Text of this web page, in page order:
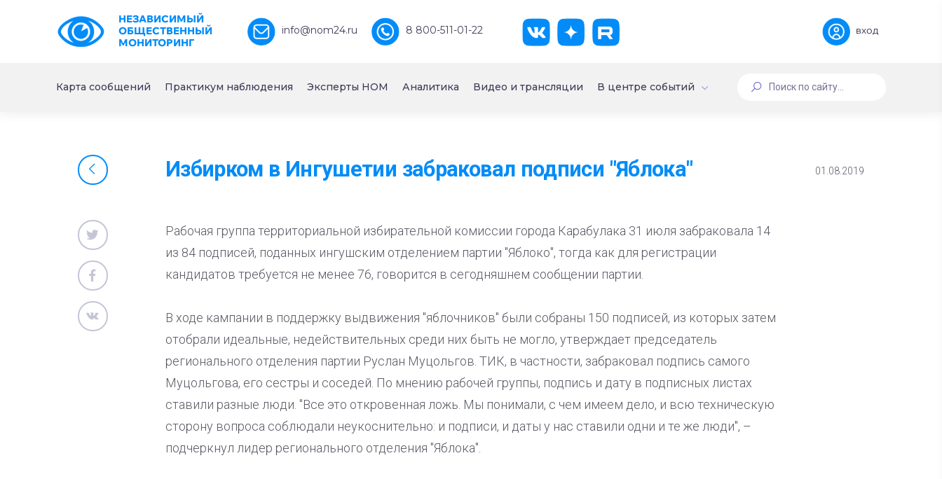
НЕЗАВИСИМЫЙ
ОБЩЕСТВЕННЫЙ
МОНИТОРИНГ
info@nom24.ru 8 800-511-01-22 вход
Карта сообщений Практикум наблюдения Эксперты НОМ Аналитика Видео и трансляции В центре событий
Избирком в Ингушетии забраковал подписи "Яблока" 01.08.2019
Рабочая группа территориальной избирательной комиссии города Карабулака 31 июля забраковала 14
из 84 подписей, поданных ингушским отделением партии "Яблоко", тогда как для регистрации
кандидатов требуется не менее 76, говорится в сегодняшнем сообщении партии.
В ходе кампании в поддержку выдвижения "яблочников" были собраны 150 подписей, из которых затем
отобрали идеальные, недействительных среди них быть не могло, утверждает председатель
регионального отделения партии Руслан Муцольгов. ТИК, в частности, забраковал подпись самого
Муцольгова, его сестры и соседей. По мнению рабочей группы, подпись и дату в подписных листах
ставили разные люди. "Все это откровенная ложь. Мы понимали, с чем имеем дело, и всю техническую
сторону вопроса соблюдали неукоснительно: и подписи, и даты у нас ставили одни и те же люди", –
подчеркнул лидер регионального отделения "Яблока".